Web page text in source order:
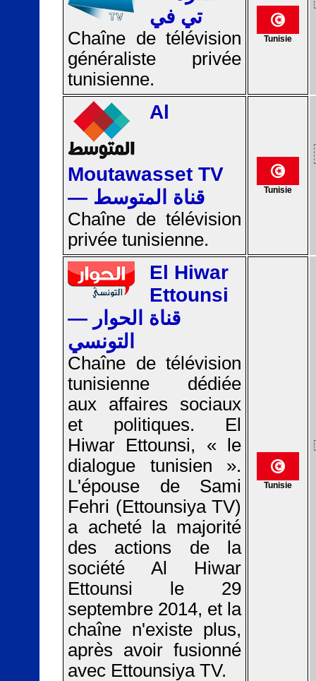
تي في
Chaîne de télévision
généraliste privée
tunisienne.
Tunisie
Al
Moutawasset TV
— قناة المتوسط
Chaîne de télévision
privée tunisienne.
Tunisie
El Hiwar
Ettounsi
— قناة الحوار
التونسي
Chaîne de télévision
tunisienne dédiée
aux affaires sociaux
et politiques. El
Hiwar Ettounsi, « le
dialogue tunisien ».
L'épouse de Sami
Fehri (Ettounsiya TV)
a acheté la majorité
des actions de la
société Al Hiwar
Ettounsi le 29
septembre 2014, et la
chaîne n'existe plus,
après avoir fusionné
avec Ettounsiya TV.
Tunisie